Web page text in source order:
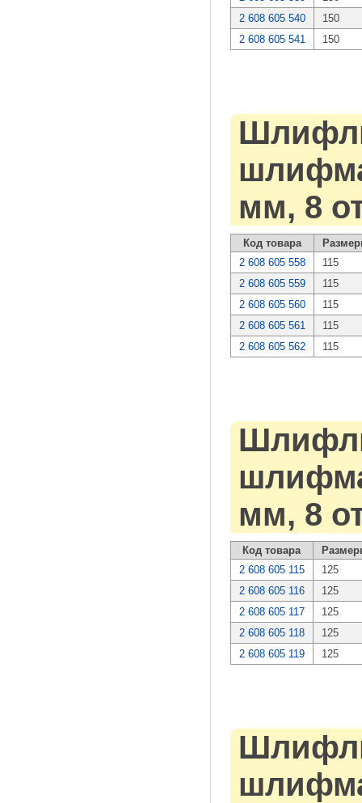
2 608 605 540
150
2 608 605 541
150
мм, 8
Код товара
2 608 605 558
115
2 608 605 559
115
2 608 605 560
115
2 608 605 561
115
2 608 605 562
115
мм, 8
Код товара
2 608 605 115
125
2 608 605 116
125
2 608 605 117
125
2 608 605 118
125
2 608 605 119
125